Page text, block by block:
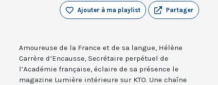
Partager
Ajouter à ma playlist
Amoureuse de la France et de sa langue, Hélène
Carrère d’Encausse, Secrétaire perpétuel de
l’Académie française, éclaire de sa présence le
magazine Lumière intérieure sur KTO. Une chaîne